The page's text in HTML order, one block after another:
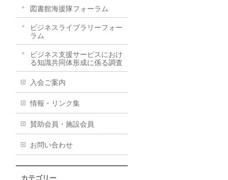
図書館海援隊フォーラム
ビジネスライブラリーフォー
ラム
ビジネス支援サービスにおけ
る知識共同体形成に係る調査
入会ご案内
情報・リンク集
賛助会員・施設会員
お問い合わせ
カテゴリー